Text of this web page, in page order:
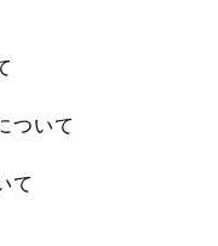
ついて
て